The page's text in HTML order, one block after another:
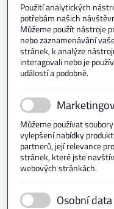
Použití analytických
potřebám našich
Můžeme použít nástroje
nebo zaznamenávání
stránek, k analýze
interagovali nebo je
událostí a podobně.
Můžeme používat
vylepšení nabídky
partnerů, její relevance
stránek, které jste
webových stránkách.
Osobní